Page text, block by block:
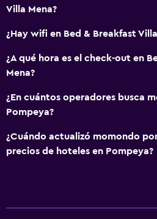
Villa Mena?
¿Hay wifi en Bed & Breakfast
¿A qué hora es el check-out en
Mena?
¿En cuántos operadores busca
Pompeya?
¿Cuándo actualizó momondo
precios de hoteles en Pompeya?